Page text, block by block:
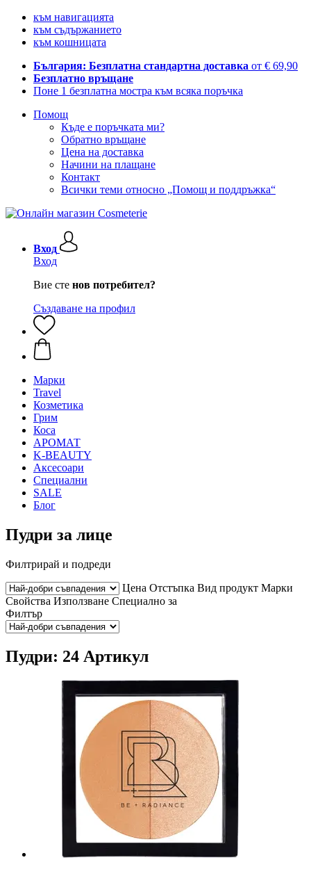
към навигацията
към съдържанието
към кошницата
България: Безплатна стандартна доставка от € 69,90
Безплатно връщане
Поне 1 безплатна мостра към всяка поръчка
Помощ
Къде е поръчката ми?
Обратно връщане
Цена на доставка
Начини на плащане
Контакт
Всички теми относно „Помощ и поддръжка“
Вход
Вход
Вие сте нов потребител?
Създаване на профил
Mарки
Travel
Козметика
Грим
Коса
АРОМАТ
K-BEAUTY
Аксесоари
Специални
SALE
Блог
Пудри за лице
Филтрирай и подреди
Цена Отстъпка Вид продукт Марки
Свойства Използване Специално за
Филтър
Пудри: 24 Артикул